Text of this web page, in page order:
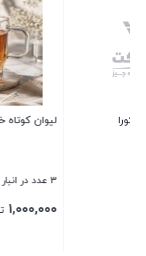
کارد کره خوری روک
130,000 تومان